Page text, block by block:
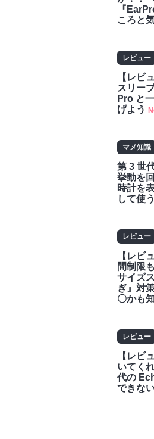
『
ころと
レビュー
【レビ
スリー
Pro と
げよう
マメ知識
第 3 世
挙動を
時計を
して使
レビュー
【レビ
間制限
サイズ
ぎ』対
〇かも
レビュー
【レビ
いてく
代の
できない